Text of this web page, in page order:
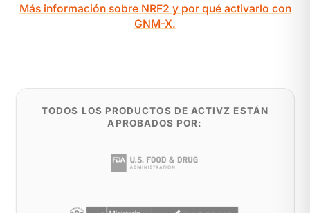
Más información sobre NRF2 y por qué activarlo con
GNM-X.
TODOS LOS PRODUCTOS DE ACTIVZ ESTÁN
APROBADOS POR: